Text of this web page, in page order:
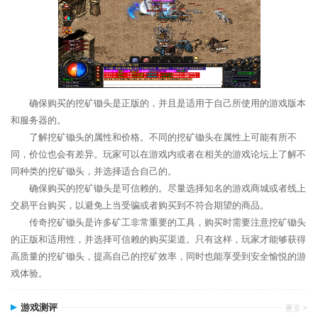
确保购买的挖矿锄头是正版的，并且是适用于自己所使用的游戏版本
和服务器的。
了解挖矿锄头的属性和价格。不同的挖矿锄头在属性上可能有所不
同，价位也会有差异。玩家可以在游戏内或者在相关的游戏论坛上了解不
同种类的挖矿锄头，并选择适合自己的。
确保购买的挖矿锄头是可信赖的。尽量选择知名的游戏商城或者线上
交易平台购买，以避免上当受骗或者购买到不符合期望的商品。
传奇挖矿锄头是许多矿工非常重要的工具，购买时需要注意挖矿锄头
的正版和适用性，并选择可信赖的购买渠道。只有这样，玩家才能够获得
高质量的挖矿锄头，提高自己的挖矿效率，同时也能享受到安全愉悦的游
戏体验。
游戏测评